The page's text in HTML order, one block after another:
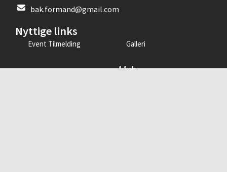
bak.formand@gmail.com
Nyttige links
Event Tilmelding Galleri